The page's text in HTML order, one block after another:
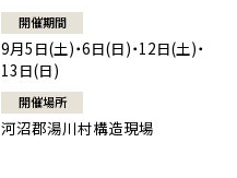
開催期間
9月5日(土)・6日(日)・12日(土)・
13日(日)
開催場所
河沼郡湯川村構造現場